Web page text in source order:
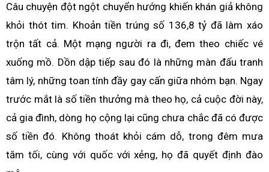
Câu chuyện đột ngột chuyển hướng khiến khán giả không
khỏi thót tim. Khoản tiền trúng số 136,8 tỷ đã làm xáo
trộn tất cả. Một mạng người ra đi, đem theo chiếc vé
xuống mồ. Dồn dập tiếp sau đó là những màn đấu tranh
tâm lý, những toan tính đầy gay cấn giữa nhóm bạn. Ngay
trước mắt là số tiền thưởng mà theo họ, cả cuộc đời này,
cả gia đình, dòng họ cộng lại cũng chưa chắc đã có được
số tiền đó. Không thoát khỏi cám dỗ, trong đêm mưa
tăm tối, cùng với quốc với xẻng, họ đã quyết định đào